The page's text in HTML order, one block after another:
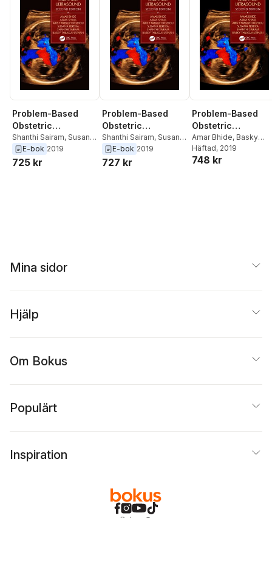
Problem-Based
Obstetric
Ultrasound
Shanthi Sairam, Susana
Pereira,Aris T.
Papageorghiou
E-bok 2019
725 kr
Problem-Based
Obstetric
Ultrasound
Shanthi Sairam, Susana
Pereira,Aris T.
Papageorghiou
E-bok 2019
727 kr
Problem-Based
Obstetric
Ultrasound
Amar Bhide, Basky
Thilaganathan
Khalil ,Aris T.
Häftad, 2019
748 kr
Mina sidor
Hjälp
Om Bokus
Populärt
Inspiration
Bokus
@